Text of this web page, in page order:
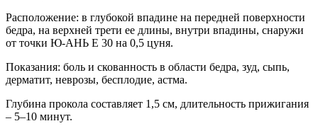
Расположение: в глубокой впадине на передней поверхности
бедра, на верхней трети ее длины, внутри впадины, снаружи
от точки Ю-АНЬ E 30 на 0,5 цуня.
Показания: боль и скованность в области бедра, зуд, сыпь,
дерматит, неврозы, бесплодие, астма.
Глубина прокола составляет 1,5 см, длительность прижигания
– 5–10 минут.